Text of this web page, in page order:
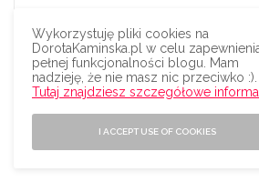
ODBIERZ PREZENT
Wykorzystuję pliki cookies na
DorotaKaminska.pl w celu
pełnej funkcjonalności blogu. Mam
nadzieję, że nie masz nic przeciwko :).
Tutaj znajdziesz szczegółowe
I ACCEPT USE OF COOKIES